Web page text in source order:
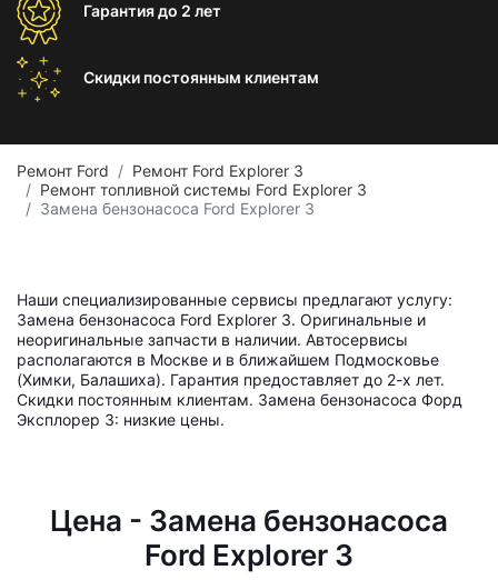
Гарантиядо 2 лет
Скидки постоянным клиентам
Ремонт Ford
Ремонт Ford Explorer 3
Ремонт топливной системы Ford Explorer 3
Замена бензонасоса Ford Explorer 3
Наши специализированные сервисы предлагают услугу:
Замена бензонасоса Ford Explorer 3. Оригинальные и
неоригинальные запчасти в наличии. Автосервисы
располагаются в Москве и в ближайшем Подмосковье
(Химки, Балашиха). Гарантия предоставляет до 2-х лет.
Скидки постоянным клиентам. Замена бензонасоса Форд
Эксплорер 3: низкие цены.
Цена - Замена бензонасоса
Ford Explorer 3